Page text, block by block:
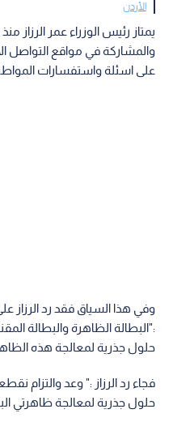
الأردن
يمتاز رئيس الوزراء عمر الرزاز
والمشاركة في مواقع التواصل
على اسئلة واستفسارات
وفي هذا السياق فقد رد
:"البطالة الظاهرة والبطالة
حلول جذرية لمعالجة هذه
فجاء رد الرزاز :" وعد والتزام
حلول جذرية لمعالجة ظاهرتي